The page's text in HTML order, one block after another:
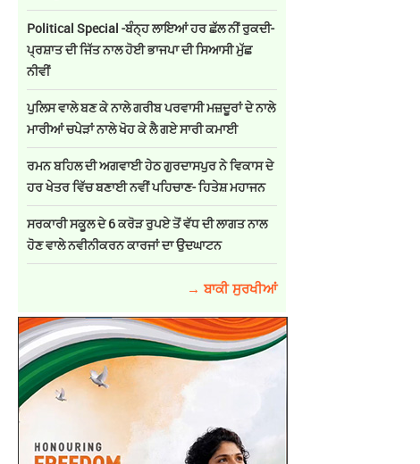
Political Special -ਬੰਨ੍ਹ ਲਾਇਆਂ ਹਰ ਛੱਲ ਨੀਂ ਰੁਕਦੀ-
ਪ੍ਰਸ਼ਾਤ ਦੀ ਜਿੱਤ ਨਾਲ ਹੋਈ ਭਾਜਪਾ ਦੀ ਸਿਆਸੀ ਮੁੱਛ
ਨੀਵੀਂ
ਪੁਲਿਸ ਵਾਲੇ ਬਣ ਕੇ ਨਾਲੇ ਗਰੀਬ ਪਰਵਾਸੀ ਮਜ਼ਦੂਰਾਂ ਦੇ ਨਾਲੇ
ਮਾਰੀਆਂ ਚਪੇੜਾਂ ਨਾਲੇ ਖੋਹ ਕੇ ਲੈ ਗਏ ਸਾਰੀ ਕਮਾਈ
ਰਮਨ ਬਹਿਲ ਦੀ ਅਗਵਾਈ ਹੇਠ ਗੁਰਦਾਸਪੁਰ ਨੇ ਵਿਕਾਸ ਦੇ
ਹਰ ਖੇਤਰ ਵਿੱਚ ਬਣਾਈ ਨਵੀਂ ਪਹਿਚਾਣ- ਹਿਤੇਸ਼ ਮਹਾਜਨ
ਸਰਕਾਰੀ ਸਕੂਲ ਦੇ 6 ਕਰੋੜ ਰੁਪਏ ਤੋਂ ਵੱਧ ਦੀ ਲਾਗਤ ਨਾਲ
ਹੋਣ ਵਾਲੇ ਨਵੀਨੀਕਰਨ ਕਾਰਜਾਂ ਦਾ ਉਦਘਾਟਨ
→ ਬਾਕੀ ਸੁਰਖੀਆਂ